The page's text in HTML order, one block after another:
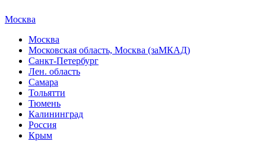
Москва
Москва
Московская область, Москва (заМКАД)
Санкт-Петербург
Лен. область
Самара
Тольятти
Тюмень
Калининград
Россия
Крым